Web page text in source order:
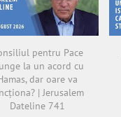
pentru Pace
la un acord cu
dar oare va
| Jerusalem
Dateline 741